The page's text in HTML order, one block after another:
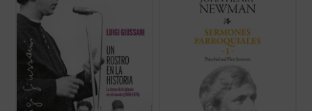
1969 y 1970, un camino de esperanza y
verdad para el hombre contemporáneo.
rostro en la historia
sorprender por la coherencia de su
trayectoria. En estosSermones
, un clásico de la espiritualidad
(ver ficha)